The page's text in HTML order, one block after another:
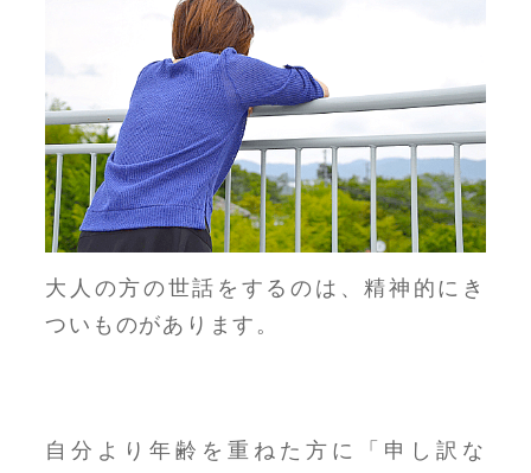
大人の方の世話をするのは、精神的にき
ついものがあります。
自分より年齢を重ねた方に「申し訳な